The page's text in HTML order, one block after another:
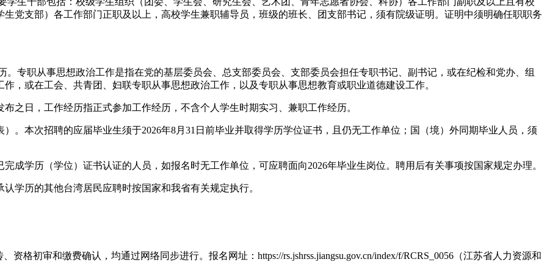
党支部）各工作部门正职及以上，高校学生兼职辅导员，班级的班长、团支部书记，须有院级证明。证明中须明确任职职务
专职从事思想政治工作是指在党的基层委员会、总支部委员会、支部委员会担任专职书记、副书记，或在纪检和党办、组
，或在工会、共青团、妇联专职从事思想政治工作，以及专职从事思想教育或职业道德建设工作。
之日，工作经历指正式参加工作经历，不含个人学生时期实习、兼职工作经历。
。本次招聘的应届毕业生须于2026年8月31日前毕业并取得学历学位证书，且仍无工作单位；国（境）外同期毕业人员，须
成学历（学位）证书认证的人员，如报名时无工作单位，可应聘面向2026年毕业生岗位。聘用后有关事项按国家规定办理。
学历的其他台湾居民应聘时按国家和我省有关规定执行。
格初审和缴费确认，均通过网络同步进行。报名网址：https://rs.jshrss.jiangsu.gov.cn/index/f/RCRS_0056（江苏省人力资源和